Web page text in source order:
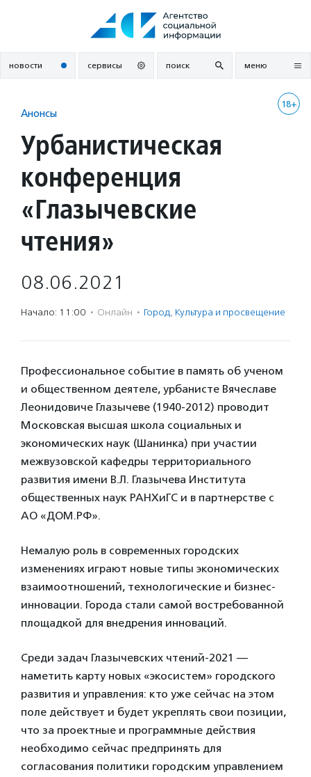
новости сервисы поиск меню
18+
Анонсы
Урбанистическая
конференция
«Глазычевские
чтения»
08.06.2021
Начало: 11:00 · Онлайн · Город, Культура и просвещение
Профессиональное событие в память об ученом
и общественном деятеле, урбанисте Вячеславе
Леонидовиче Глазычеве (1940-2012) проводит
Московская высшая школа социальных и
экономических наук (Шанинка) при участии
межвузовской кафедры территориального
развития имени В.Л. Глазычева Института
общественных наук РАНХиГС и в партнерстве с
АО «ДОМ.РФ».
Немалую роль в современных городских
изменениях играют новые типы экономических
взаимоотношений, технологические и бизнес-
инновации. Города стали самой востребованной
площадкой для внедрения инноваций.
Среди задач Глазычевских чтений-2021 —
наметить карту новых «экосистем» городского
развития и управления: кто уже сейчас на этом
поле действует и будет укреплять свои позиции,
что за проектные и программные действия
необходимо сейчас предпринять для
согласования политики городским управлением